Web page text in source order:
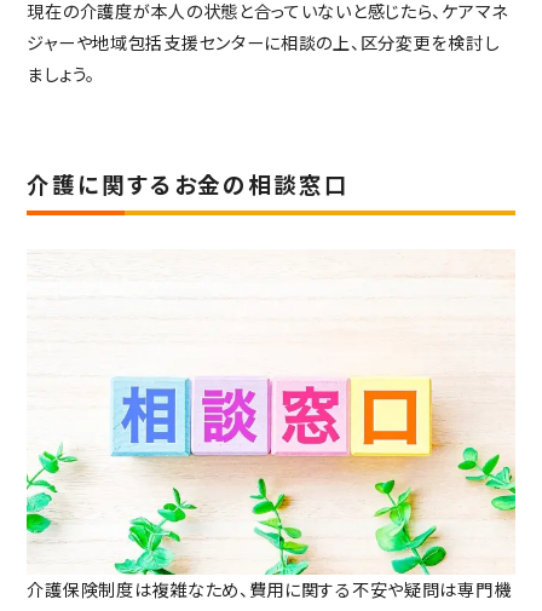
現在の介護度が本人の状態と合っていないと感じたら、ケアマネ
ジャーや地域包括支援センターに相談の上、区分変更を検討し
ましょう。
介護に関するお金の相談窓口
介護保険制度は複雑なため、費用に関する不安や疑問は専門機